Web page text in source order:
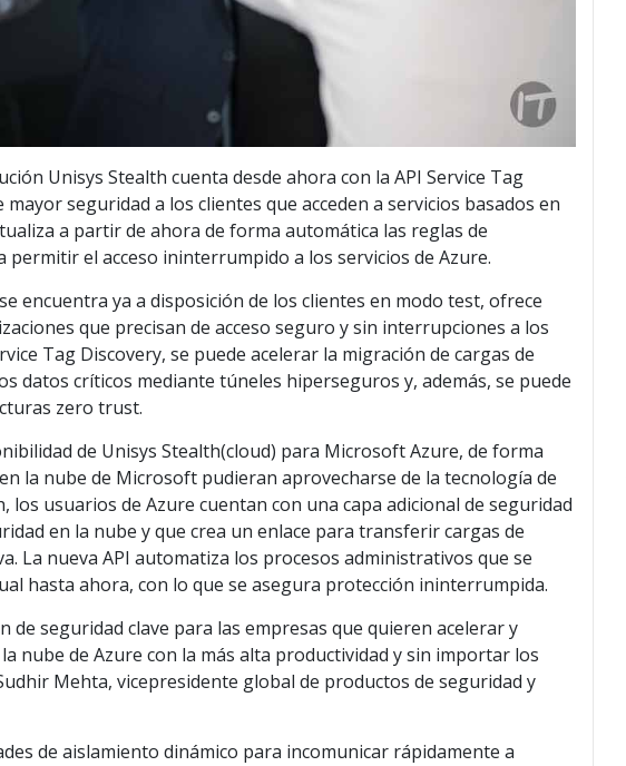
Unisys Stealth cuenta desde ahora con la API Service Tag
seguridad a los clientes que acceden a servicios basados en
a partir de ahora de forma automática las reglas de
el acceso ininterrumpido a los servicios de Azure.
encuentra ya a disposición de los clientes en modo test, ofrece
que precisan de acceso seguro y sin interrupciones a los
Tag Discovery, se puede acelerar la migración de cargas de
datos críticos mediante túneles hiperseguros y, además, se puede
zero trust.
de Unisys Stealth(cloud) para Microsoft Azure, de forma
la nube de Microsoft pudieran aprovecharse de la tecnología de
los usuarios de Azure cuentan con una capa adicional de seguridad
en la nube y que crea un enlace para transferir cargas de
La nueva API automatiza los procesos administrativos que se
hasta ahora, con lo que se asegura protección ininterrumpida.
de seguridad clave para las empresas que quieren acelerar y
nube de Azure con la más alta productividad y sin importar los
Mehta, vicepresidente global de productos de seguridad y
de aislamiento dinámico para incomunicar rápidamente a